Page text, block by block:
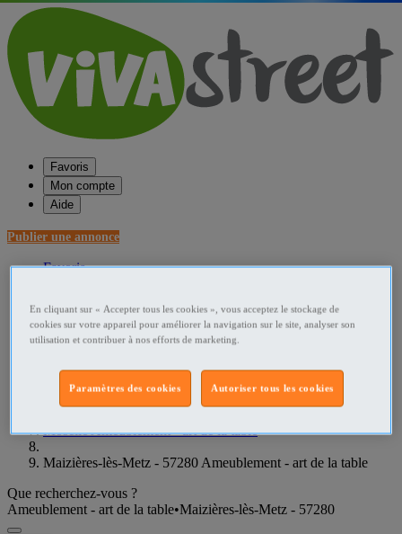
Favoris
Mon compte
Aide
Publier une annonce
Favoris
Accueil
Moselle Ameublement - art de la table
Maizières-lès-Metz - 57280 Ameublement - art de la table
Que recherchez-vous ?
Ameublement - art de la table•Maizières-lès-Metz - 57280
En cliquant sur « Accepter tous les cookies », vous acceptez le stockage de
cookies sur votre appareil pour améliorer la navigation sur le site, analyser son
utilisation et contribuer à nos efforts de marketing.
Autoriser tous les cookies
Paramètres des cookies